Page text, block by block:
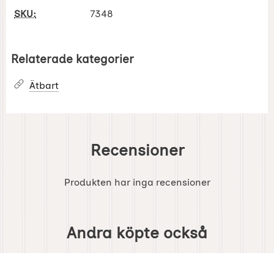
SKU: 7348
Relaterade kategorier
Ätbart
Recensioner
Produkten har inga recensioner
Andra köpte också